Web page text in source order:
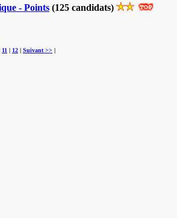
- Points (125 candidats)
11 | 12 | Suivant >> |